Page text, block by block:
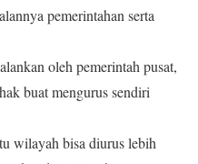
pemerintahan serta
oleh pemerintah pusat,
buat mengurus sendiri
wilayah bisa diurus lebih